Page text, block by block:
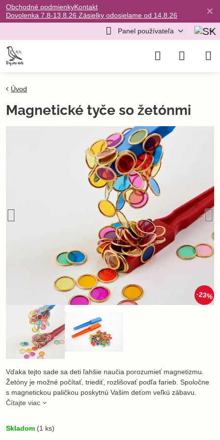
✕
Obchodné podmienkyKontakt
Dovolenka 7.8-13.8.26 Zásielky odosielame od 14.8.26
Panel používateľa
23%
Úvod
Magnetické tyče so žetónmi
Vďaka tejto sade sa deti ľahšie naučia porozumieť magnetizmu.
Žetóny je možné počítať, triediť, rozlišovať podľa farieb. Spoločne
s magnetickou paličkou poskytnú Vašim deťom veľkú zábavu.
Čítajte viac
Skladom (1 ks)